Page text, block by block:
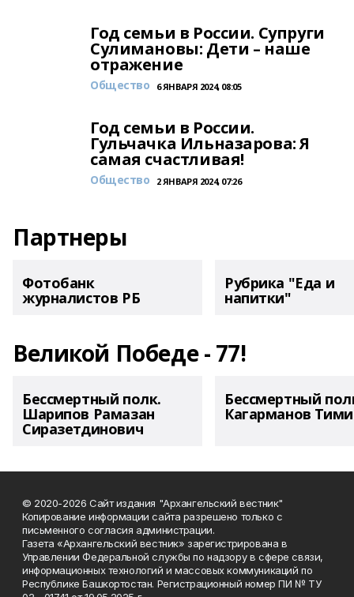
Год семьи в России. Супруги
Сулимановы: Дети – наше
отражение
Общество 6 ЯНВАРЯ 2024, 08:05
Год семьи в России.
Гульчачка Ильназарова: Я
самая счастливая!
Общество 2 ЯНВАРЯ 2024, 07:26
Партнеры
Фотобанк
журналистов РБ
Рубрика "Еда и
напитки"
Великой Победе - 77!
Бессмертный полк.
Шарипов Рамазан
Сиразетдинович
Бессмертный
Кагарманов
© 2020-2026 Сайт издания "Архангельский вестник"
Копирование информации сайта разрешено только с
письменного согласия администрации.
Газета «Архангельский вестник» зарегистрирована в
Управлении Федеральной службы по надзору в сфере связи,
информационных технологий и массовых коммуникаций по
Республике Башкортостан. Регистрационный номер ПИ № ТУ